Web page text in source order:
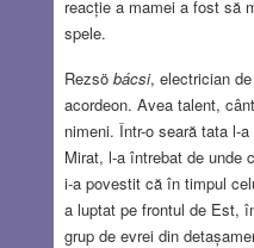
reacție a mamei a fost să
spele.
Rezsö bácsi, electrician
acordeon. Avea talent,
nimeni. Într-o seară tata l-
Mirat, l-a întrebat de unde
i-a povestit că în timpul
a luptat pe frontul de Est,
grup de evrei din